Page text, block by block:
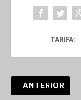
TARIFA:
ANTERIOR